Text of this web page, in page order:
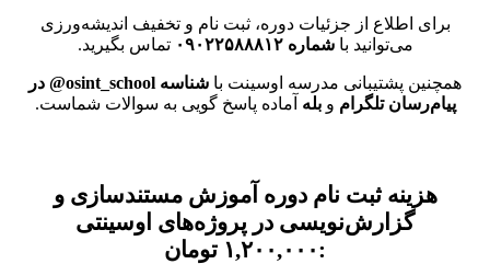
برای اطلاع از جزئیات دوره، ثبت نام و تخفیف اندیشه‌ورزی
می‌توانید باشماره ۰۹۰۲۲۵۸۸۸۱۲ تماس بگیرید.
همچنین پشتیبانی مدرسه اوسینت با شناسه o sint_school@
در
پیام‌رسان تلگرام و بله آماده پاسخ گویی به سوالات شماست.
هزینه ثبت نام دوره آموزش مستندسازی و
گزارش‌نویسی در پروژه‌های اوسینتی
:۱
,۲۰۰,۰۰۰ تومان